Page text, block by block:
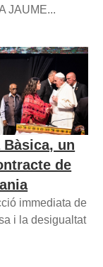
JAUME...
Bàsica, un
de
immediata de
i la desigualtat